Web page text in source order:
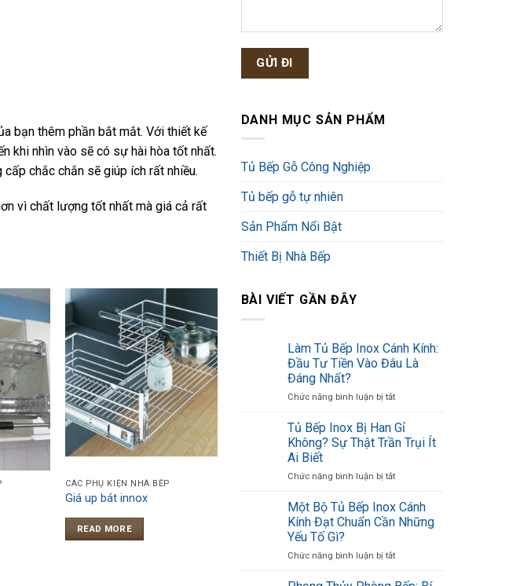
bạn thêm phần bắt mắt. Với thiết kế
khi nhìn vào sẽ có sự hài hòa tốt nhất.
chắc chắn sẽ giúp ích rất nhiều.
vì chất lượng tốt nhất mà giá cả rất
CÁC PHỤ KIỆN NHÀ BẾP
Giá up bát innox
READ MORE
DANH MỤC SẢN PHẨM
Tủ Bếp Gỗ Công Nghiệp
Tủ bếp gỗ tự nhiên
Sản Phẩm Nổi Bật
Thiết Bị Nhà Bếp
BÀI VIẾT GẦN ĐÂY
Làm Tủ Bếp Inox Cánh Kính:
Đầu Tư Tiền Vào Đâu Là
Đáng Nhất?
Chức năng bình luận bị tắtở
Tủ
Bếp
Inox
Kính:
Tư
Tiền
Vào
Là
Nhất?
Tủ Bếp Inox Bị Han Gỉ
Không? Sự Thật Trần Trụi Ít
Ai Biết
Chức năng bình luận bị tắtở
Bếp
Inox
Bị
Gỉ
Sự
Một Bộ Tủ Bếp Inox Cánh
Kính Đạt Chuẩn Cần Những
Yếu Tố Gì?
Chức năng bình luận bị tắtở
Bộ